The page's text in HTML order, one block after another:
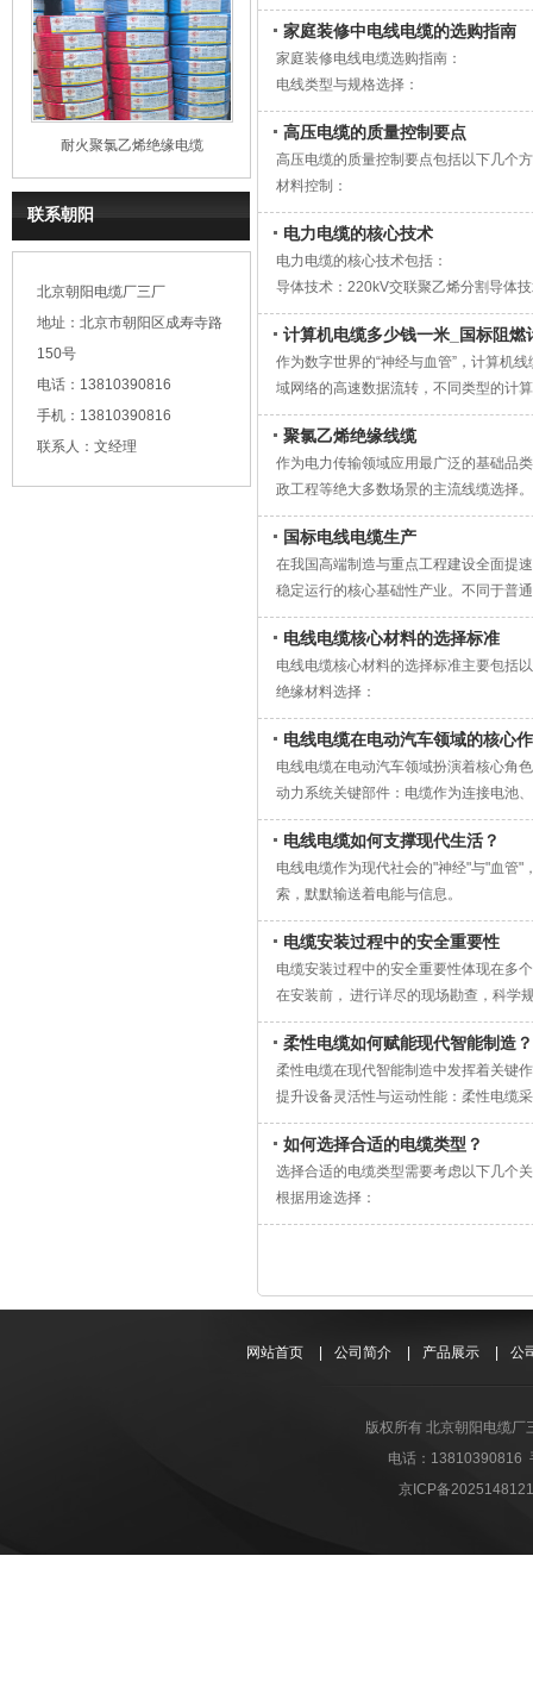
耐火聚氯乙烯绝缘电缆
联系朝阳
北京朝阳电缆厂三厂
地址：北京市朝阳区成寿寺路
150号
电话：13810390816
手机：13810390816
联系人：文经理
发热电缆原理：发热电缆内芯由冷线和
料）和远红外线辐射（7-10微米波长的
阻燃电缆原理：阻燃电缆通过在绝缘和
挤塑工艺原理：电缆的绝缘和护套采用
的绝缘层或护套层。
识别原理：电线识别仪通过向目标电缆
确定目标电缆。
不同类型的电缆根据其用途和结构特点
阻燃特性：采用特殊阻燃材料，遇火不
材料优势：优质耐火电缆采用铜导体和
矿物材料内核，具有高温稳定性和优良
环保安全：燃烧时不会产生有毒有害气
耐久性：在高温、高湿环境下长期使
施工便利：具有柔韧性和易裁剪特性，
这些特性使耐火电线电缆成为保障建筑
信息传输：通过通信电缆、电视电缆、
系统控制和监测：控制电缆和仪表电缆
电力无功补偿：电力电缆呈现容性无功
支持电力系统升级：随着技术发展，电
金融与信用体系：
多品下单动态约定：灵活应对不同采购
资金安全保障：通过第三方担保等方式
质量与标准控制：
严格执行国家标准和行业规范
框架集中采购：通过大规模集中采购获
竞争性谈判：确保价格合理性和服务质量
甲供模式：由甲方直接采购，确保材料
截面积不允许缩水，2.5mm² 导体实测面
二、常用线缆产品国家标准
家装单芯布电线（BV/BVR）GB/T
绝缘厚度、PVC 材质、耐温 70℃有明确
线芯颜色法定区分：火线红 / 黄 / 绿、
工程电力电缆 YJV/YJV22 GB/T
护，防鼠咬、防外力破损。
耐火、阻燃通用标准 GB/T 19666统一阻
ZB、ZA 阻燃：商场、高层、机房专用，
NH 耐火电缆：950℃火焰下持续 90 分
电缆燃烧性能分级 GB 31247建筑消防
无卤电缆，燃烧少烟、无有毒熔滴。
三、核心电气安全指标（防漏电、防过
绝缘电阻常温低压电缆绝缘电阻
耐压试验450/750V 电线施加 2000V 交
允许长期工作温度
BV 塑料电线：70℃
YJV 交联电缆：90℃温度超标会快速老
安全载流量（40℃环境基准）1.5mm²：
载使用。
成束燃烧多根电缆桥架集中铺设时，A
低烟无卤标准 WDZ燃烧无卤素毒气、
屏蔽电缆安全规范监控、控制电缆金属
铠装防护直埋电缆钢带铠装，抵御碎石
六、配套施工安全规范（国标 GB
定运行。不同电压等级的电缆（低压、
控制信号传递：控制电缆专为工业自动
行，其屏蔽结构有效抑制电磁干扰，保
工业物联网与数据交换：在工业4.0背景
能、高效的生产环境，促进设备间数据
机械环境防护：铠装电缆的机械保护层
整性，延长使用寿命。
求，确保精密仪器信号传输稳定性。
绿色节能支持：随着节能降碳政策推进
工业转型的基础支撑。
安全保障：耐火电缆在750℃火焰中可
家庭装修中电线电缆的选购指南
家庭装修电线电缆选购指南：
电线类型与规格选择：
优先选择BV塑铜线，避免使用铝线和铜
照明线路：推荐使用2.5平方毫米电线
普通插座：推荐使用2.5平方毫米电线
卧室空调：2.5平方毫米电线即可
客厅空调：4平方毫米电线
厨房插座：4平方毫米电线
电热水器：单独设置回路，使用4平方毫
主干线：考虑智能家居和电动汽车充电
必须有CCC认证标志
查看外包装和合格证信息完整性：制造
标示等
电线本体应有印刷标志：制造商名称、
质量检验方法：
绝缘层检查：优质绝缘层应厚薄均匀，
折叠测试：优质电线多次折叠不会泛白
撕扯测试：优质绝缘层不易撕下
铜芯质量：紫红色、有光泽、手感柔软
品牌选择：
国内知名品牌：远东电缆、宝胜电缆、
其他注意事项：
检查实际长度是否与标注相符，误差不
检查截面线径是否符合标注，误差不应
厨房和卫生间建议单独设置回路并采用4
每台空调应独立配置专用线路
高压电缆的质量控制要点
高压电缆的质量控制要点包括以下几个
材料控制：
使用超净可交联聚乙烯绝缘料控制初始
电缆附件应预先检查规格是否与电缆一
低压电缆不应采用铝芯，采区低压电缆
合理控制挤出温度，考虑原材料的加工
保证良好的工艺参数和严格的工艺手段
防止绝缘材料预交联现象，避免出现浅
杂质、微孔和突起是影响交联电缆性能
施工质量控制：
电缆头安装时确保防潮、防尘，必要时
缩短作业时间，减少绝缘暴露在空气中
严格按照工艺施工，避免绝缘表面留下
中间接头必须采用金属铜外壳外加PE或
竣工验收避免采用直流耐压试验，防止
敷设质量控制：
室外箱变基础尺寸应严格按照设计图纸
电缆应按顺序分层配置，高、低压电力
水平敷设的电缆，首尾两端、转角两侧
检验技术控制：
建立数字化质量追溯平台
安全控制：
线管内布线不允许有接头，相线、零线
电力电缆的核心技术
电力电缆的核心技术包括：
导体技术：220kV交联聚乙烯分割导体
准，解决大截面导体成型时的应力集中
绝缘技术：包括三层共挤超洁净交联偏
绝缘电阻率与温度和电场的关系问题。
屏蔽技术：如铜带屏蔽结构，有效抑制
超高压电缆制造技术：突破国外垄断，
陷。
电缆通道技术：如平顶管结合沉井工艺
异型线绞合工艺：提高电缆产品质量，
数字化制造技术：通过数据导航实现模
计算机电缆多少钱一米_国标阻燃
作为数字世界的“神经与血管”，计算机
域网络的高速数据流转，不同类型的计
级算力调度的全部数字活动。
不同品类的计算机线缆，各自承担着不
备，以稳定的传输速率完成本地数据的
主机系统运转的能量通道。在外部连接
它可以同时兼顾数据传输与电力供给，
不便。针对高清视听传输需求，HDMI
电视上，而VGA线缆作为经典的模拟信
局域网的绝对主力，从五类线到如今的
正规合规的计算机线缆，是保障数字系
藏诸多隐患：偷工减料的铜芯会导致数
甚至引发短路烧毁接口；非屏蔽的劣质
缆，所有参数都严格对标行业标准，铜
轻松支撑千兆乃至万兆家庭宽带，让高
数字世界的每一个节点，成为我们享受
聚氯乙烯绝缘线缆
作为电力传输领域应用最广泛的基础品
政工程等绝大多数场景的主流线缆选择
国标GB/T 5023的刚性要求展开，从材
类基础配电场景提供安全可靠的电力传
材料配方的持续迭代，是聚氯乙烯绝缘
技术迭代，如今的合规线缆已经形成了
敷设过程中的开裂风险；阻燃型聚氯乙
配人员密集的商超、写字楼场景；低烟
间的安全要求。所有改性配方都严格对
保持稳定的绝缘性能，不会出现老化开
高纯度无氧铜，严格控制导体截面积的
出环节，采用高精度挤出设备配合在线
部绝缘薄弱引发的击穿隐患；后续的成
检测，所有指标达标后才能出厂交付。
外露天使用的线缆，要选用添加抗紫外
景，要选用特种改性聚氯乙烯绝缘线缆
层，潮湿环境下做好接头的防水密封处
用电角落。这款经过数十年市场验证的
国标电线电缆生产
在我国高端制造与重点工程建设全面提
稳定运行的核心基础性产业。不同于普
环节，都严格锚定GB/T 12706、GB/T
通、新能源电站、高端民用建筑等各类
前置原材料的国标核验，是国标电线电
对应的材质性能指标，正规的国标线缆
确保采用高纯度无氧铜，杜绝使用回收
料，针对不同场景匹配对应的国标等级
达到国标规定的最低阈值，所有不符合
项目，还会额外邀请采购方派驻现场监
会将国标要求拆解到每一个生产节点：
截面不足导致运行中过热；绝缘层挤出
薄弱引发的击穿隐患；铠装与成缆环节
不同特殊场景的专用线缆，生产环节还
出具合格报告。生产过程中产生的残次
附带完整的国标符合性检测报告、产品
面向长距离重点工程的国标线缆，还会
最终铺设到电网线路、轨道交通站点、
输防线。
电线电缆核心材料的选择标准
电线电缆核心材料的选择标准主要包括
绝缘材料选择：
聚氯乙烯(PVC)：成本低、易加工，适
交联聚乙烯(XLPE)：耐温等级提升至
热塑性聚氨酯(TPU)：耐磨性好，用于机
氟塑料(如FEP)：耐高温(200℃)及化学
导体材料选择：
铜导体：导电性能好，广泛应用于室内
铝导体：一般用于室外线路和架空线路
钢芯铝绞线：用于高压架空线路
护套材料选择：
根据环境条件选择：普通环境使用标准
阻燃要求：氧指数≥28的阻燃材料
环保要求：符合ROHS或REACH标准
阻燃性：高层建筑、地铁等场所需选择
环保性：优先选择无卤、低烟及阻燃的
标准：
使用环境考量：
特殊环境：化学腐蚀区域需选用防腐材料
选择电线电缆材料时应综合考虑使用条
电线电缆在电动汽车领域的核心
电线电缆在电动汽车领域扮演着核心角
动力系统关键部件：电缆作为连接电池
源汽车动力传输的关键组成部分。
高压电缆技术：随着电动汽车向高电压
热性、抗干扰性和耐久性更高要求，能
充电基础设施连接：充电桩电缆是连接
能，常采用TPU、TPE、PVC弹性体等
标准化进程加速：目前行业内正积极
亚迪、吉利、广汽等整车企业以及多家
技术创新驱动：随着电动汽车产业快速
绿色环保趋势：电缆材料正朝着绿色环
利安德巴赛尔推出的Petrothene
高压系统。
电线电缆如何支撑现代生活？
电线电缆作为现代社会的"神经"与"血管"
索，默默输送着电能与信息。
电线电缆通过五大类别支撑现代生活：
纤保障电话、网络和电视信号传输；电
具体应用包括：手机充电线连接数字生
障建筑安全；核电站抗辐射线缆维护能
随着产业升级，中国电线电缆行业正从
高纯无氧铜，弯折次数达60次以上，
基础。
特种电缆更是现代文明的隐形英雄，它
电缆安装过程中的安全重要性
电缆安装过程中的安全重要性体现在多
在安装前， 进行详尽的现场勘查，科学
如铠装电缆需具备良好的耐磨性、耐油
安装过程中需遵循安全操作规程，避免
电线穿管能提供额外保护，防止短路、
护措施。
安装完成后 进行接地和绝缘测试，确保
电缆桥架安装效果直接影响系统稳定性
致的漏电断电事故。
总之，电缆安装各环节的安全措施缺一
柔性电缆如何赋能现代智能制造？
柔性电缆在现代智能制造中发挥着关键
提升设备灵活性与运动性能：柔性电缆
人、自动化设备的复杂运动轨迹，使设
保障信号传输稳定性：通过芯线精准绞
确保工业机器人等设备动作精准无误。
减轻设备负载：采用轻量化设计，相比
适应严苛工业环境：具备耐油污、耐酸
智能系统集成：配合5G、AI视觉等技术
22%。
如何选择合适的电缆类型？
选择合适的电缆类型需要考虑以下几个
根据用途选择：
电力电缆：用于传输和分配电能
塑料绝缘电缆：一般环境使用
防腐电缆：腐蚀性环境使用
平滑铝护套电缆：需要减轻重量、提高
根据安全要求选择：
网站首页 公司简介 产品展示 公
版权所有 北京朝阳电缆
电话：13810390816
京ICP备